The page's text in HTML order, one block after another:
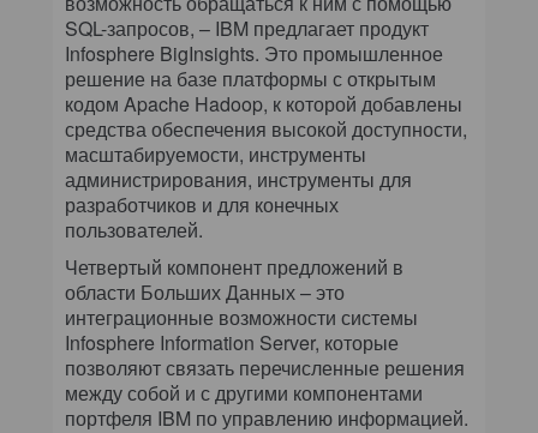
SQL-запросов, – IBM предлагает продукт
Infosphere BigInsights. Это промышленное
решение на базе платформы с открытым
кодом Apache Hadoop, к которой добавлены
средства обеспечения высокой доступности,
масштабируемости, инструменты
администрирования, инструменты для
разработчиков и для конечных
пользователей.
Четвертый компонент предложений в
области Больших Данных – это
интеграционные возможности системы
Infosphere Information Server, которые
позволяют связать перечисленные решения
между собой и с другими компонентами
портфеля IBM по управлению информацией.